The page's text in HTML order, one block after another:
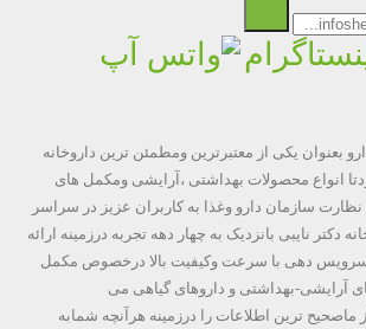
بعنوان یکی از معتبرترین ومطمئن ترین داروخانه
انواع محصولات بهداشتی ،آرایشی ومکمل های
سازمان دارو وغذا به کاربران عزیز در سراسر
دکتر نایبی بانزدیک به چهار دهه تجربه درزمینه ارائه
سرویس دهی با سرعت وکیفیت بالا درخصوص مکمل
آرایشی-بهداشتی و داروهای گیاهی می
ماصحیح ترین اطلاعات را درزمینه هرآنچه شمابه